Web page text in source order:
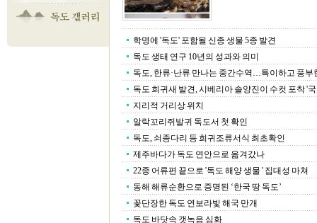
학명에 '독도' 포함될 신종 생물 5종 발견
독도 생태 연구 10년의 성과와 의미
독도, 한류·난류 만나는 중간수역…특이하고 풍부
독도 희귀새 발견, 시베리아 솔양진이 수컷 포착 '국
지리적 거리상 위치
알락꼬리쥐발귀 독도서 첫 확인
독도, 쇠종다리 등 희귀조류서식 최초확인
제주바다가 독도 연안으로 옮겨갔나
22종 어류편 끝으로 '독도 해양 생물 ' 집대성 마쳐
동해 해류순환으로 증명된 ‘한국 땅 독도’
꽃단장한 독도 연보라빛 해국 만개
독도 바닷속 갯녹음 심화